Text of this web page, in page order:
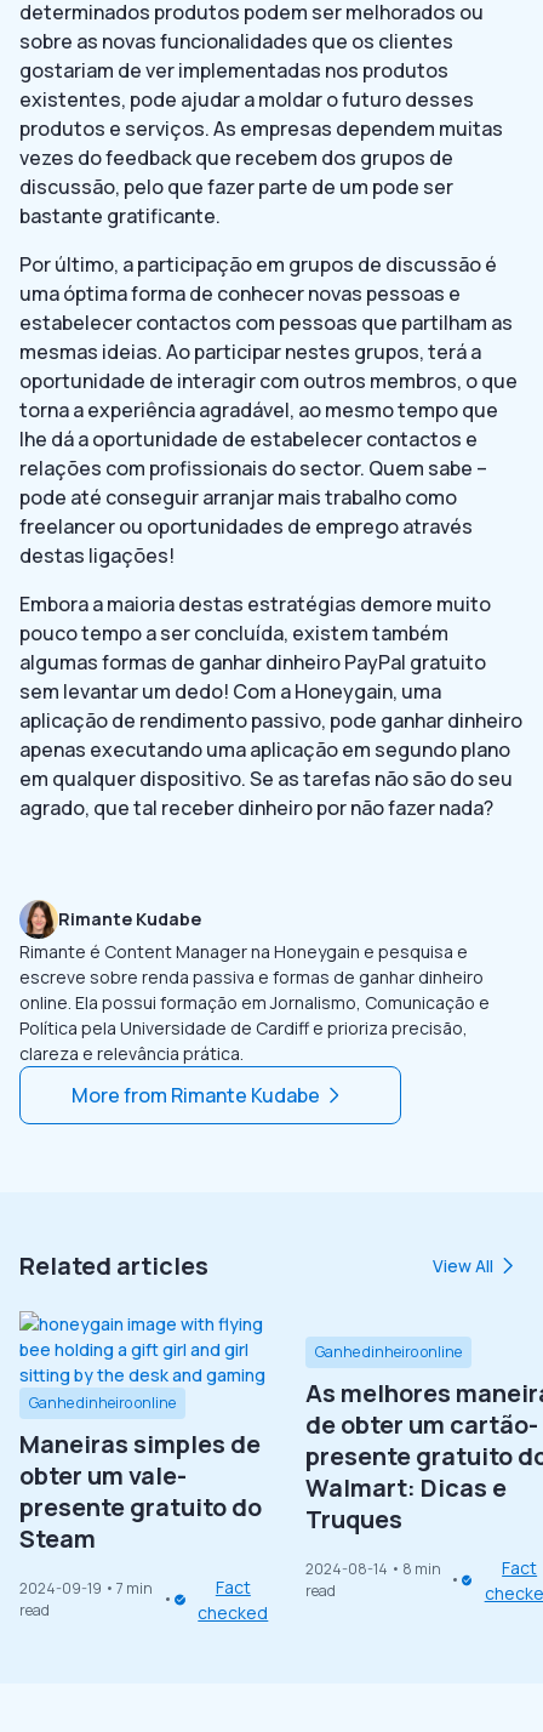
determinados produtos podem ser melhorados ou
sobre as novas funcionalidades que os clientes
gostariam de ver implementadas nos produtos
existentes, pode ajudar a moldar o futuro desses
produtos e serviços. As empresas dependem muitas
vezes do feedback que recebem dos grupos de
discussão, pelo que fazer parte de um pode ser
bastante gratificante.
Por último, a participação em grupos de discussão é
uma óptima forma de conhecer novas pessoas e
estabelecer contactos com pessoas que partilham as
mesmas ideias. Ao participar nestes grupos, terá a
oportunidade de interagir com outros membros, o que
torna a experiência agradável, ao mesmo tempo que
lhe dá a oportunidade de estabelecer contactos e
relações com profissionais do sector. Quem sabe –
pode até conseguir arranjar mais trabalho como
freelancer ou oportunidades de emprego através
destas ligações!
Embora a maioria destas estratégias demore muito
pouco tempo a ser concluída, existem também
algumas formas de ganhar dinheiro PayPal gratuito
sem levantar um dedo! Com a Honeygain, uma
aplicação de rendimento passivo, pode ganhar dinheiro
apenas executando uma aplicação em segundo plano
em qualquer dispositivo. Se as tarefas não são do seu
agrado, que tal receber dinheiro por não fazer nada?
Rimante Kudabe
Rimante é Content Manager na Honeygain e pesquisa e
escreve sobre renda passiva e formas de ganhar dinheiro
online. Ela possui formação em Jornalismo, Comunicação e
Política pela Universidade de Cardiff e prioriza precisão,
clareza e relevância prática.
More from Rimante Kudabe
Related articles View All
Ganhe dinheiro online
Maneiras simples de
obter um vale-
presente gratuito do
Steam
2024-09-19 • 7 min
read
Fact
checked
Ganhe dinheiro online
As melhores
de obter um cartão-
presente gratuito
Walmart: Dicas e
Truques
2024-08-14 • 8 min
read
Fact